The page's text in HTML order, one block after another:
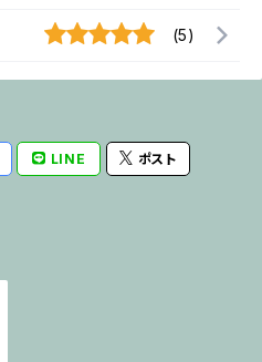
(5)
LINE ポスト